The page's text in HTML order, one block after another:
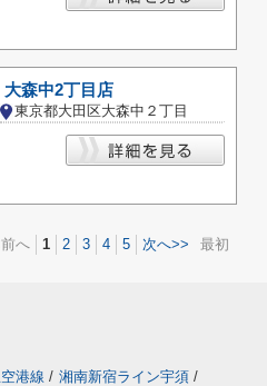
大森中2丁目店
東京都大田区大森中２丁目
へ 1 2 3 4 5 次へ>> 最初
港線 / 湘南新宿ライン宇須 /